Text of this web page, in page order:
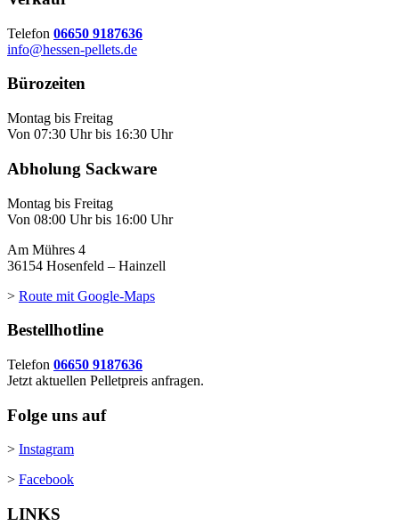
Telefon 06650 9187636
info@hessen-pellets.de
Bürozeiten
Montag bis Freitag
Von 07:30 Uhr bis 16:30 Uhr
Abholung Sackware
Montag bis Freitag
Von 08:00 Uhr bis 16:00 Uhr
Am Mühres 4
36154 Hosenfeld – Hainzell
> Route mit Google-Maps
Bestellhotline
Telefon 06650 9187636
Jetzt aktuellen Pelletpreis anfragen.
Folge uns auf
> Instagram
> Facebook
LINKS